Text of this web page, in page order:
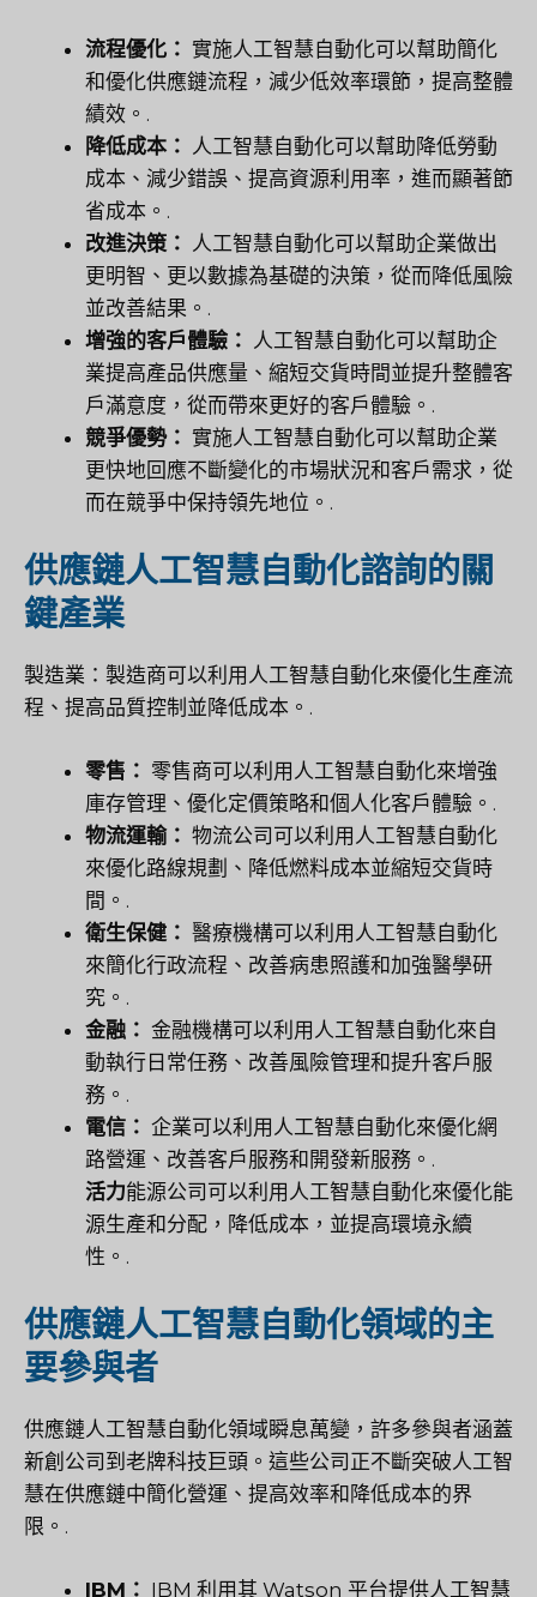
流程優化： 實施人工智慧自動化可以幫助簡化
和優化供應鏈流程，減少低效率環節，提高整體
績效。.
降低成本： 人工智慧自動化可以幫助降低勞動
成本、減少錯誤、提高資源利用率，進而顯著節
省成本。.
改進決策： 人工智慧自動化可以幫助企業做出
更明智、更以數據為基礎的決策，從而降低風險
並改善結果。.
增強的客戶體驗： 人工智慧自動化可以幫助企
業提高產品供應量、縮短交貨時間並提升整體客
戶滿意度，從而帶來更好的客戶體驗。.
競爭優勢： 實施人工智慧自動化可以幫助企業
更快地回應不斷變化的市場狀況和客戶需求，從
而在競爭中保持領先地位。.
供應鏈人工智慧自動化諮詢的關
鍵產業
製造業：製造商可以利用人工智慧自動化來優化生產流
程、提高品質控制並降低成本。.
零售： 零售商可以利用人工智慧自動化來增強
庫存管理、優化定價策略和個人化客戶體驗。.
物流運輸： 物流公司可以利用人工智慧自動化
來優化路線規劃、降低燃料成本並縮短交貨時
間。.
衛生保健： 醫療機構可以利用人工智慧自動化
來簡化行政流程、改善病患照護和加強醫學研
究。.
金融： 金融機構可以利用人工智慧自動化來自
動執行日常任務、改善風險管理和提升客戶服
務。.
電信： 企業可以利用人工智慧自動化來優化網
路營運、改善客戶服務和開發新服務。.
活力能源公司可以利用人工智慧自動化來優化能
源生產和分配，降低成本，並提高環境永續
性。.
供應鏈人工智慧自動化領域的主
要參與者
供應鏈人工智慧自動化領域瞬息萬變，許多參與者涵蓋
新創公司到老牌科技巨頭。這些公司正不斷突破人工智
慧在供應鏈中簡化營運、提高效率和降低成本的界
限。.
IBM： IBM 利用其 Watson 平台提供人工智慧